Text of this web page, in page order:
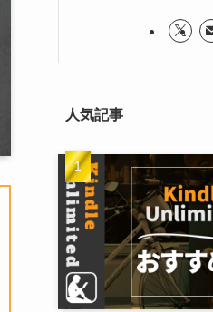
人気記事